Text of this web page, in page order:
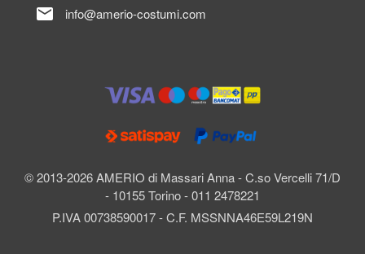
© 2013-2026 AMERIO di Massari Anna - C.so Vercelli 71/D
- 10155 Torino - 011 2478221
P.IVA 00738590017 - C.F. MSSNNA46E59L219N
mail info@amerio-costumi.com